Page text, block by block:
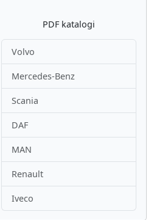
PDF katalogi
Volvo
Mercedes-Benz
Scania
DAF
MAN
Renault
Iveco